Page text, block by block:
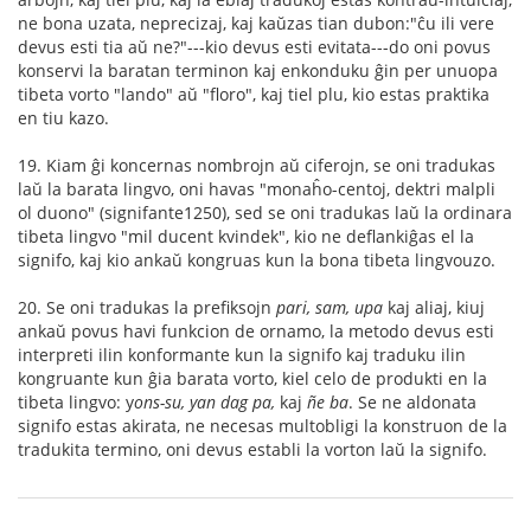
ne bona uzata, neprecizaj, kaj kaŭzas tian dubon:"ĉu ili vere
devus esti tia aŭ ne?"---kio devus esti evitata---do oni povus
konservi la baratan terminon kaj enkonduku ĝin per unuopa
tibeta vorto "lando" aŭ "floro", kaj tiel plu, kio estas praktika
en tiu kazo.
19. Kiam ĝi koncernas nombrojn aŭ ciferojn, se oni tradukas
laŭ la barata lingvo, oni havas "monaĥo-centoj, dektri malpli
ol duono" (signifante1250), sed se oni tradukas laŭ la ordinara
tibeta lingvo "mil ducent kvindek", kio ne deflankiĝas el la
signifo, kaj kio ankaŭ kongruas kun la bona tibeta lingvouzo.
20. Se oni tradukas la prefiksojn pari, sam, upa kaj aliaj, kiuj
ankaŭ povus havi funkcion de ornamo, la metodo devus esti
interpreti ilin konformante kun la signifo kaj traduku ilin
kongruante kun ĝia barata vorto, kiel celo de produkti en la
tibeta lingvo: yons-su, yan dag pa, kaj ñe ba. Se ne aldonata
signifo estas akirata, ne necesas multobligi la konstruon de la
tradukita termino, oni devus establi la vorton laŭ la signifo.